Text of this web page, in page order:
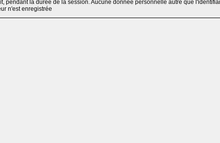
pendant la durée de la session. Aucune donnée personnelle autre que
n'est enregistrée